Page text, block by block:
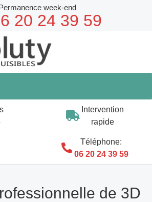
Intervention
rapide
Téléphone:
06 20 24 39 59
de 3D
week-end
20 24 39 59